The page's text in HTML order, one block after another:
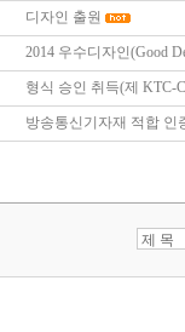
디자인 출원
2014 우수디자인(Good
형식 승인 취득(제 KTC-
방송통신기자재 적합 인